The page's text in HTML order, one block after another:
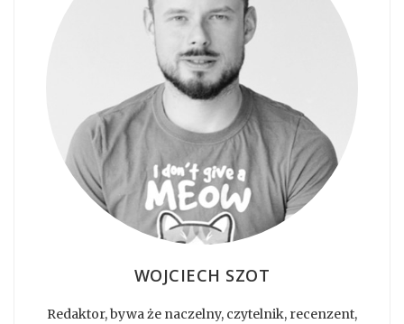
WOJCIECH SZOT
Redaktor, bywa że naczelny, czytelnik, recenzent,